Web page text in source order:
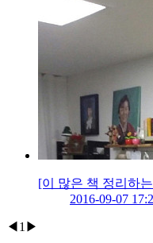
[이 많은 책 정리하
2016-09-07
◀ 1 ▶